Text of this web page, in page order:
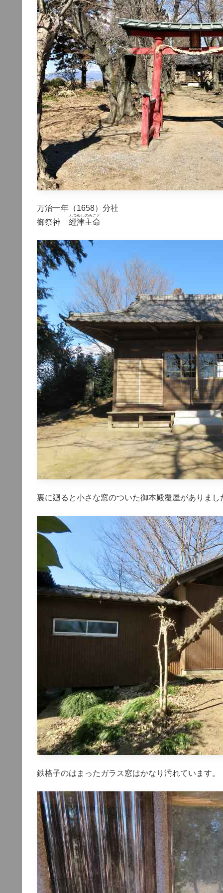
万治一年（1658）分社
御祭神 經津主命
ふつぬしのみこと
裏に廻ると小さな窓のついた御本殿覆屋がありまし
鉄格子のはまったガラス窓はかなり汚れています。